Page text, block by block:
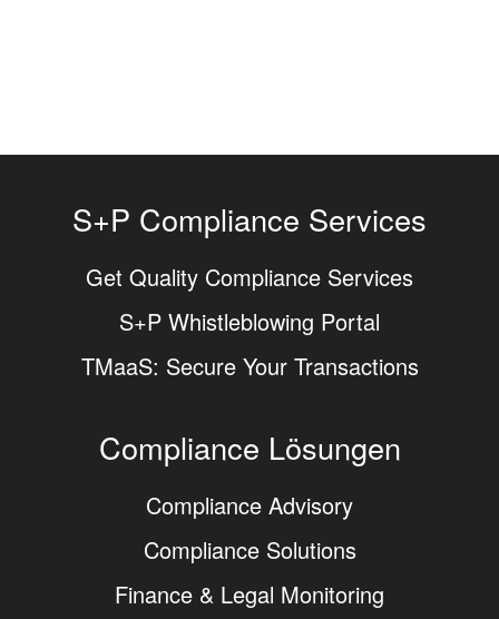
S+P Compliance Services
Get Quality Compliance Services
S+P Whistleblowing Portal
TMaaS: Secure Your Transactions
Compliance Lösungen
Compliance Advisory
Compliance Solutions
Finance & Legal Monitoring